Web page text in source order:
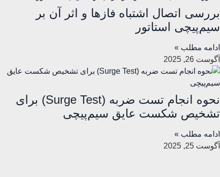
بررسی اتصال اشتباه فازها و اثر آن بر
سیم‌پیچی استاتور
ادامه مطلب »
آگوست 26, 2025
نحوه انجام تست ضربه (Surge Test) برای
تشخیص شکست عایق سیم‌پیچی
ادامه مطلب »
آگوست 25, 2025